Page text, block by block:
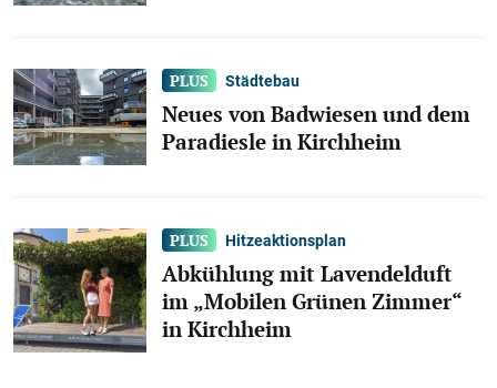
Städtebau
Neues von Badwiesen und dem
Paradiesle in Kirchheim
Hitzeaktionsplan
Abkühlung mit Lavendelduft
im „Mobilen Grünen Zimmer“
in Kirchheim